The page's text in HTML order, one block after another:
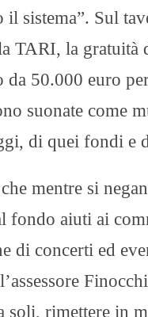
sistema”. Sul
TARI, la
50.000 euro
suonate come
di quei fondi e
mentre si
fondo aiuti ai
di concerti ed
soli, rimettere in